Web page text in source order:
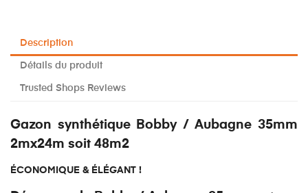
Description
Détails du produit
Trusted Shops Reviews
Gazon synthétique Bobby / Aubagne 35mm
2mx24m soit 48m2
ÉCONOMIQUE & ÉLÉGANT !